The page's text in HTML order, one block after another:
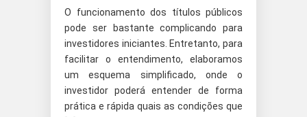
O funcionamento dos títulos públicos
pode ser bastante complicando para
investidores iniciantes. Entretanto, para
facilitar o entendimento, elaboramos
um esquema simplificado, onde o
investidor poderá entender de forma
prática e rápida quais as condições que